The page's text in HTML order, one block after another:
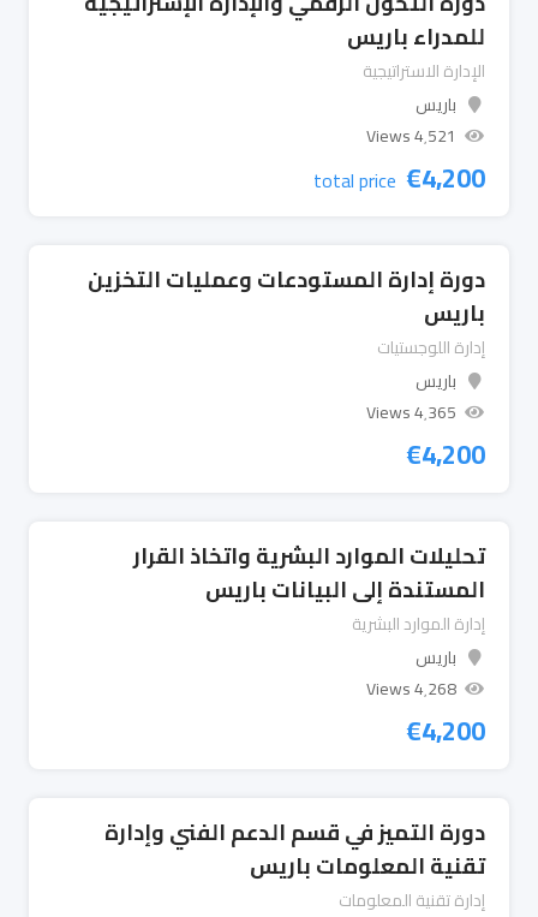
للمدراء باريس
الإدارة الاستراتيجية
باريس
4٬521 Views
€4,200
total price
دورة إدارة المستودعات وعمليات التخزين
باريس
إدارة اللوجستيات
باريس
4٬365 Views
€4,200
تحليلات الموارد البشرية واتخاذ القرار
المستندة إلى البيانات باريس
إدارة الموارد البشرية
باريس
4٬268 Views
€4,200
دورة التميز في قسم الدعم الفني وإدارة
تقنية المعلومات باريس
إدارة تقنية المعلومات